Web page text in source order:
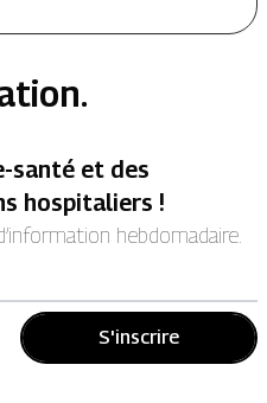
santé et des
hospitaliers !
hebdomadaire.
S'inscrire